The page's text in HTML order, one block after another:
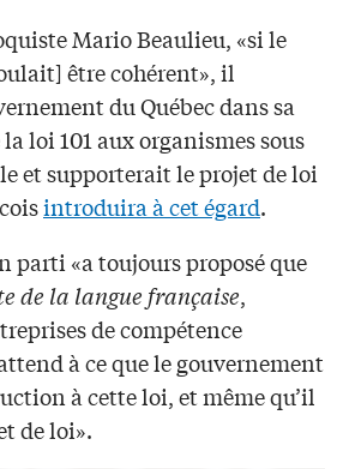
Mario Beaulieu, «si le
être cohérent», il
du Québec dans sa
loi 101 aux organismes sous
et supporterait le projet de loi
introduira à cet égard.
parti «a toujours proposé que
de la langue française,
de compétence
à ce que le gouvernement
à cette loi, et même qu’il
de loi».